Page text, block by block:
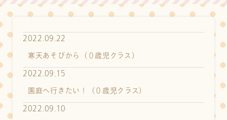
2022.09.22
寒天あそびから（０歳児クラス）
2022.09.15
園庭へ行きたい！（０歳児クラス）
2022.09.10